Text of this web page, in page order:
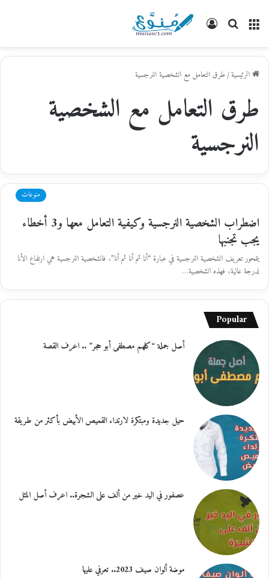
القائمة
بحث
تسجيل
الرئيسية/طرق التعامل مع الشخصية النرجسية
طرق التعامل مع الشخصية
النرجسية
منوعات
اضطراب الشخصية النرجسية وكيفية التعامل معها و3 أخطاء
يجب تجنبها
يتمحور تعريف الشخصية النرجسية في عبارة “أنا ثم أنا ثم أنا”، فالشخصية النرجسية هي ارتفاع الأنا
لدرجة عالية، فهذه الشخصية…
Popular
أصل جملة “كلهم مصطفى أبو حجر” .. اعرف القصة
حيل جديدة ومبتكرة لارتداء القميص الأبيض بأكثر من طريقة
عصفور في اليد خير من ألف على الشجرة.. اعرف أصل المثل
موضة ألوان صيف 2023.. تعرفي عليها